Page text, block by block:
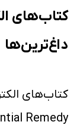
کتاب‌های
داغ‌ترین‌ها
Remedy